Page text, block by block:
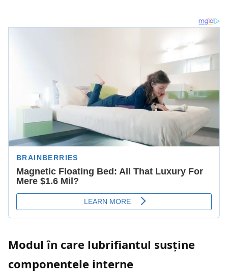
Modul în care lubrifiantul susține
componentele interne